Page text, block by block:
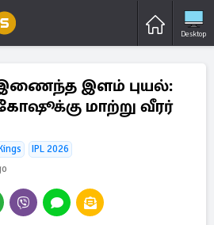
Desktop
இணைந்த இளம் புயல்:
மாற்று வீரர்
IPL 2026